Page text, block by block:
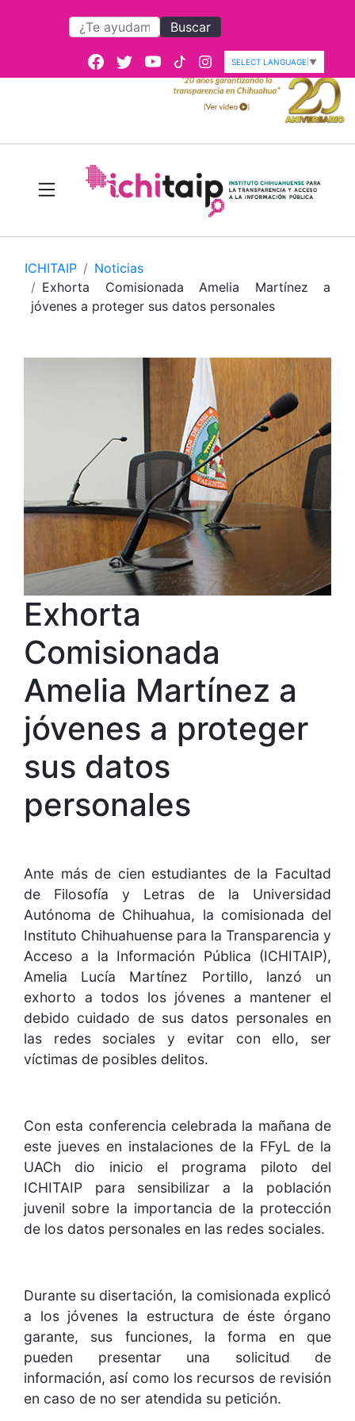
Buscar
SELECT LANGUAGE ▼
ICHITAIP
Noticias
Exhorta Comisionada Amelia Martínez a
jóvenes a proteger sus datos personales
Exhorta
Comisionada
Amelia Martínez a
jóvenes a proteger
sus datos
personales
Ante más de cien estudiantes de la Facultad
de Filosofía y Letras de la Universidad
Autónoma de Chihuahua, la comisionada del
Instituto Chihuahuense para la Transparencia y
Acceso a la Información Pública (ICHITAIP),
Amelia Lucía Martínez Portillo, lanzó un
exhorto a todos los jóvenes a mantener el
debido cuidado de sus datos personales en
las redes sociales y evitar con ello, ser
víctimas de posibles delitos.
Con esta conferencia celebrada la mañana de
este jueves en instalaciones de la FFyL de la
UACh dio inicio el programa piloto del
ICHITAIP para sensibilizar a la población
juvenil sobre la importancia de la protección
de los datos personales en las redes sociales.
Durante su disertación, la comisionada explicó
a los jóvenes la estructura de éste órgano
garante, sus funciones, la forma en que
pueden presentar una solicitud de
información, así como los recursos de revisión
en caso de no ser atendida su petición.